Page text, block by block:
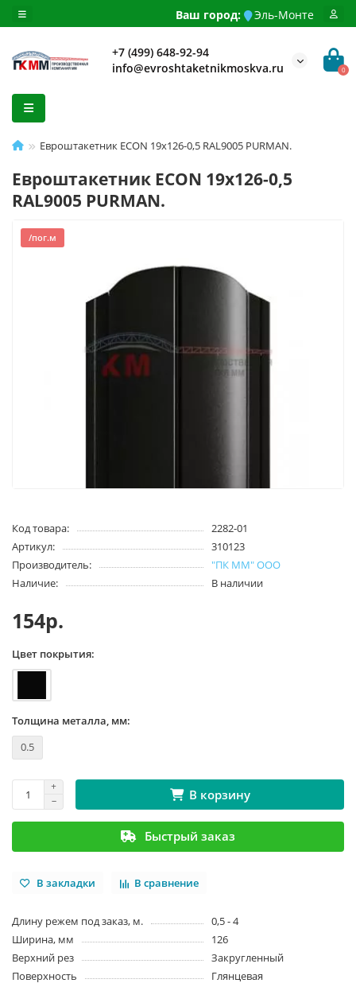
Ваш город: Эль-Монте
+7 (499) 648-92-94
info@evroshtaketnikmoskva.ru
0
Евроштакетник ECON 19х126-0,5 RAL9005 PURMAN.
Евроштакетник ECON 19х126-0,5
RAL9005 PURMAN.
/пог.м
Код товара:
2282-01
Артикул:
310123
Производитель:
"ПК ММ" ООО
Наличие:
В наличии
154р.
Цвет покрытия:
Толщина металла, мм:
0.5
В корзину
Быстрый заказ
В закладки В сравнение
Длину режем под заказ, м.
0,5 - 4
Ширина, мм
126
Верхний рез
Закругленный
Поверхность
Глянцевая